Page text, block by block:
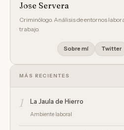
Jose Servera
Criminólogo. Análisis de entornos
trabajo.
Sobre mí Twitter
MÁS RECIENTES
1 La Jaula de Hierro
Ambiente laboral